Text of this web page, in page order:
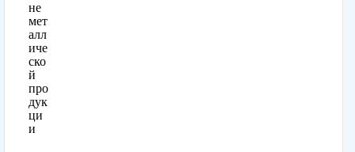
не
мет
алл
иче
ско
й
про
дук
ци
и